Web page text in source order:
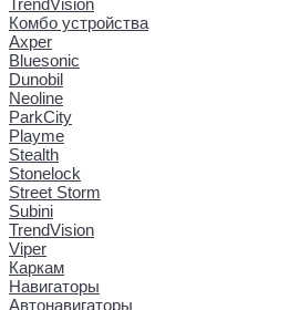
TrendVision
Комбо устройства
Axper
Bluesonic
Dunobil
Neoline
ParkCity
Playme
Stealth
Stonelock
Street Storm
Subini
TrendVision
Viper
Каркам
Навигаторы
Автонавигаторы